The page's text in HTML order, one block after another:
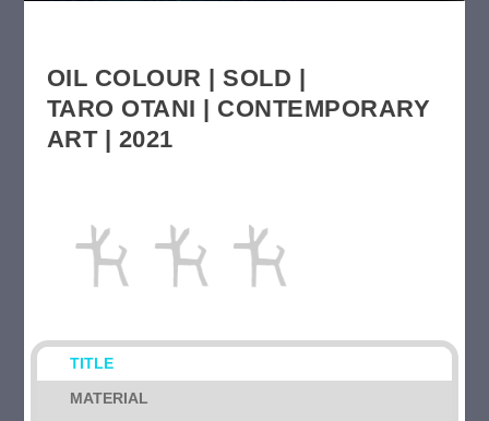
OIL COLOUR | SOLD |
TARO OTANI | CONTEMPORARY
ART | 2021
TITLE
MATERIAL